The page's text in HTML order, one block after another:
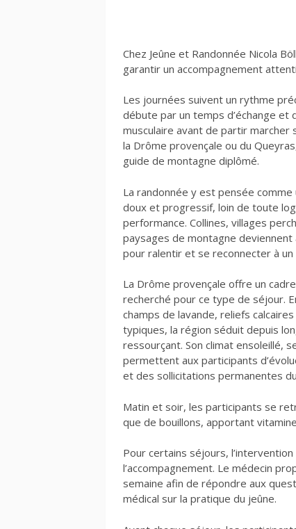
Chez Jeûne et Randonnée Nicola
garantir un accompagnement
Les journées suivent un rythme
débute par un temps d’échange et
musculaire avant de partir marcher
la Drôme provençale ou du
guide de montagne diplômé.
La randonnée y est pensée
doux et progressif, loin de toute
performance. Collines, villages
paysages de montagne
pour ralentir et se reconnecter à
La Drôme provençale offre un
recherché pour ce type de séjour.
champs de lavande, reliefs
typiques, la région séduit depuis
ressourçant. Son climat ensoleillé,
permettent aux participants
et des sollicitations permanentes
Matin et soir, les participants se
que de bouillons, apportant
Pour certains séjours,
l’accompagnement. Le médecin
semaine afin de répondre aux
médical sur la pratique du jeûne.